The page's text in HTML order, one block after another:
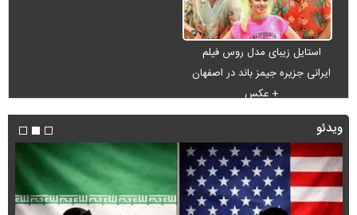
استایل زیبای مدل روس فیلم
ایرانی جزیره جیمز باند در اصفهان
+ عکس
ویدئو